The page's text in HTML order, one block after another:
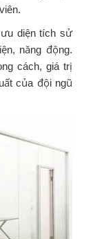
diện tích sử
năng động.
cách, giá trị
của đội ngũ